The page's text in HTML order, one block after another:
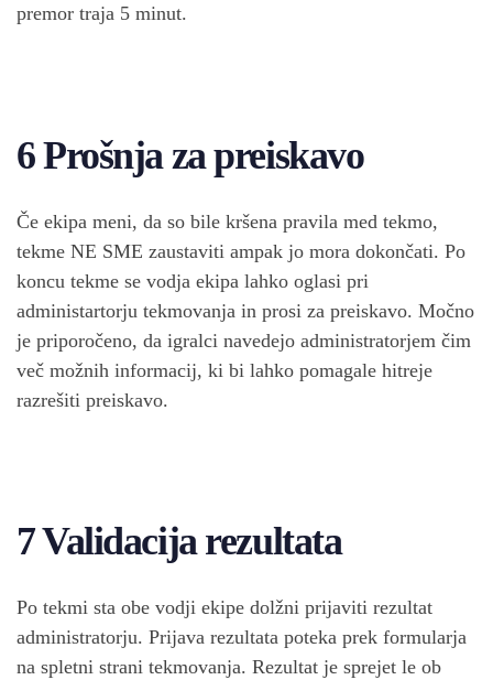
premor traja 5 minut.
6 Prošnja za preiskavo
Če ekipa meni, da so bile kršena pravila med tekmo,
tekme NE SME zaustaviti ampak jo mora dokončati. Po
koncu tekme se vodja ekipa lahko oglasi pri
administartorju tekmovanja in prosi za preiskavo. Močno
je priporočeno, da igralci navedejo administratorjem čim
več možnih informacij, ki bi lahko pomagale hitreje
razrešiti preiskavo.
7 Validacija rezultata
Po tekmi sta obe vodji ekipe dolžni prijaviti rezultat
administratorju. Prijava rezultata poteka prek formularja
na spletni strani tekmovanja. Rezultat je sprejet le ob